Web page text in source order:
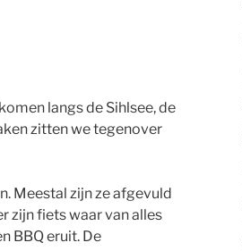
langs de Sihlsee, de
zitten we tegenover
Meestal zijn ze afgevuld
zijn fiets waar van alles
BBQ eruit. De